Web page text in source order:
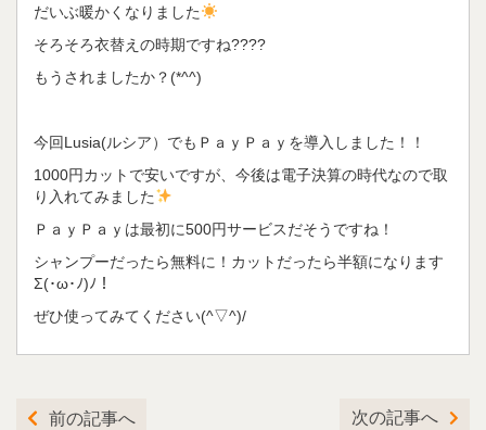
だいぶ暖かくなりました
そろそろ衣替えの時期ですね????
もうされましたか？(*^^)
今回Lusia(ルシア）でもＰａｙＰａｙを導入しました！！
1000円カットで安いですが、今後は電子決算の時代なので取
り入れてみました
ＰａｙＰａｙは最初に500円サービスだそうですね！
シャンプーだったら無料に！カットだったら半額になります
Σ(･ω･ﾉ)ﾉ！
ぜひ使ってみてください(^▽^)/
前の記事へ 次の記事へ